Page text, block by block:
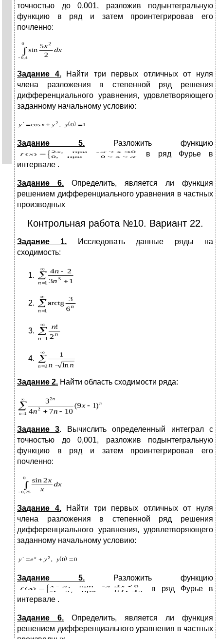
точностью до 0,001, разложив подынтегральную
функцию в ряд и затем проинтегрировав его
почленно:
Задание 4.Найти три первых отличных от нуля
члена разложения в степенной ряд решения
дифференциального уравнения, удовлетворяющего
заданному начальному условию:
Задание 5. Разложить функцию
в ряд Фурье в
интервале .
Задание 6. Определить, является ли функция
решением дифференциального уравнения в частных
производных
Контрольная работа №10. Вариант 22.
Задание 1. Исследовать данные ряды на
сходимость:
Задание 2. Найти область сходимости ряда:
Задание 3. Вычислить определенный интеграл с
точностью до 0,001, разложив подынтегральную
функцию в ряд и затем проинтегрировав его
почленно:
Задание 4.Найти три первых отличных от нуля
члена разложения в степенной ряд решения
дифференциального уравнения, удовлетворяющего
заданному начальному условию:
Задание 5. Разложить функцию
в ряд Фурье в
интервале .
Задание 6. Определить, является ли функция
решением дифференциального уравнения в частных